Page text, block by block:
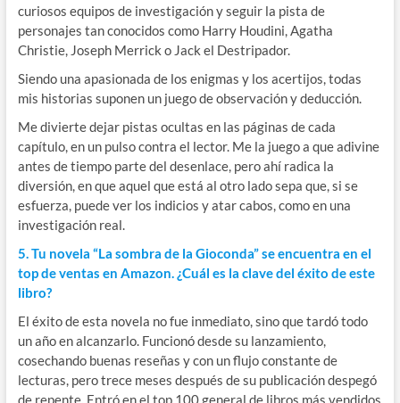
curiosos equipos de investigación y seguir la pista de
personajes tan conocidos como Harry Houdini, Agatha
Christie, Joseph Merrick o Jack el Destripador.
Siendo una apasionada de los enigmas y los acertijos, todas
mis historias suponen un juego de observación y deducción.
Me divierte dejar pistas ocultas en las páginas de cada
capítulo, en un pulso contra el lector. Me la juego a que adivine
antes de tiempo parte del desenlace, pero ahí radica la
diversión, en que aquel que está al otro lado sepa que, si se
esfuerza, puede ver los indicios y atar cabos, como en una
investigación real.
5. Tu novela “La sombra de la Gioconda” se encuentra en el
top de ventas en Amazon. ¿Cuál es la clave del éxito de este
libro?
El éxito de esta novela no fue inmediato, sino que tardó todo
un año en alcanzarlo. Funcionó desde su lanzamiento,
cosechando buenas reseñas y con un flujo constante de
lecturas, pero trece meses después de su publicación despegó
de repente. Entró en el top 100 general de libros más vendidos